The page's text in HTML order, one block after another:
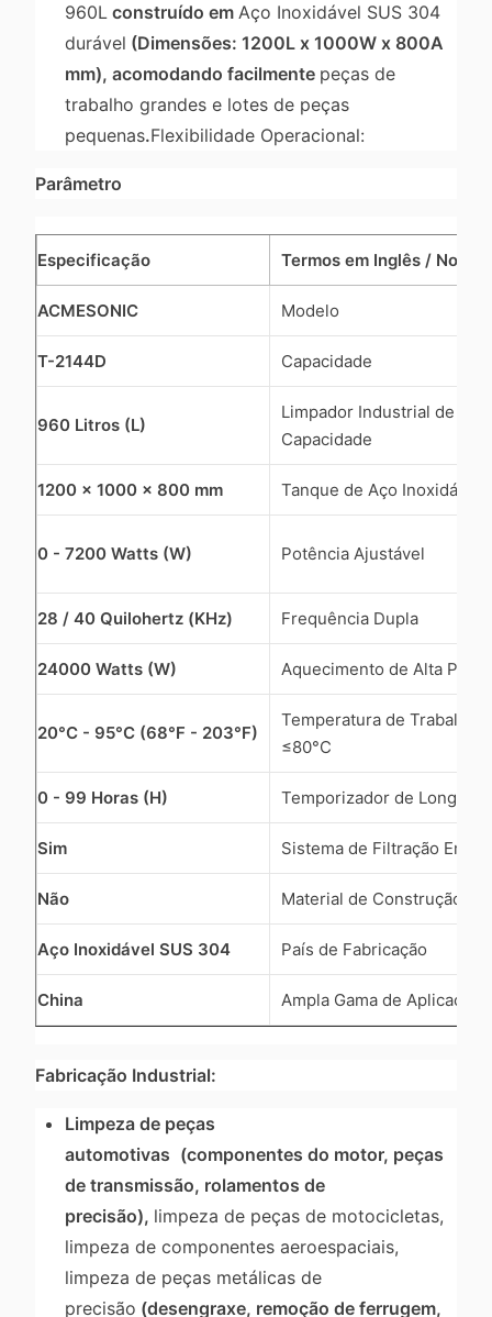
960L construído emAço Inoxidável SUS 304
durável (Dimensões: 1200L x 1000W x 800A
mm), acomodando facilmente peças de
trabalho grandes e lotes de peças
pequenas.Flexibilidade Operacional:
Parâmetro
Especificação Termos em Inglês / Notas
ACMESONIC Modelo
T-2144D Capacidade
960 Litros (L)
Limpador Industrial de
Capacidade
1200 x 1000 x 800 mm Tanque de Aço Inoxidável
0 - 7200 Watts (W) Potência Ajustável
28 / 40 Quilohertz (KHz) Frequência Dupla
24000 Watts (W) Aquecimento de Alta
20°C - 95°C (68°F - 203°F)
Temperatura de Trabalho
≤80°C
0 - 99 Horas (H) Temporizador de Longa
Sim Sistema de Filtração
Não Material de Construção
Aço Inoxidável SUS 304 País de Fabricação
China Ampla Gama de
Fabricação Industrial:
Limpeza de peças
automotivas (componentes do motor, peças
de transmissão, rolamentos de
precisão), limpeza de peças de motocicletas,
limpeza de componentes aeroespaciais,
limpeza de peças metálicas de
precisão (desengraxe, remoção de ferrugem,